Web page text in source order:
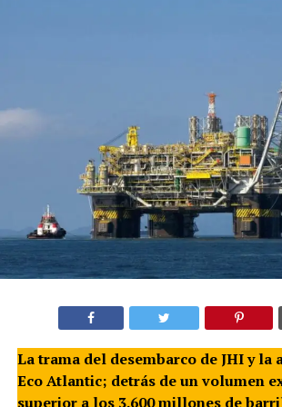
La trama del desembarco de JHI y la
Eco Atlantic; detrás de un volumen
superior a los 3.600 millones de